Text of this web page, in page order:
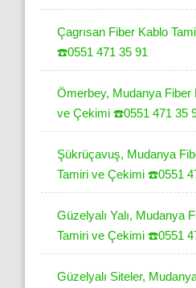
Çagrısan Fiber Kablo
☎️0551 471 35 91
Ömerbey, Mudanya Fiber
ve Çekimi ☎️0551 471 35
Şükrüçavuş, Mudanya
Tamiri ve Çekimi ☎️0551
Güzelyalı Yalı, Mudanya
Tamiri ve Çekimi ☎️0551
Güzelyalı Siteler,